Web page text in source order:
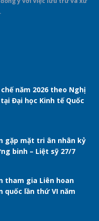
năm 2026 theo Nghị
Đại học Kinh tế Quốc
gặp mặt tri ân nhân kỷ
binh – Liệt sỹ 27/7
tham gia Liên hoan
quốc lần thứ VI năm